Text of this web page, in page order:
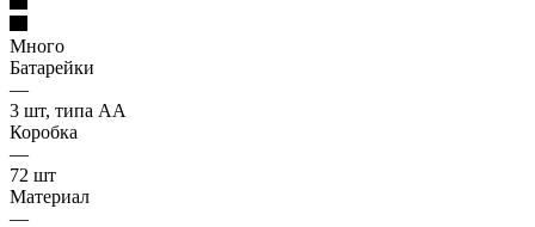
Много
Батарейки
—
3 шт, типа АА
Коробка
—
72 шт
Материал
—